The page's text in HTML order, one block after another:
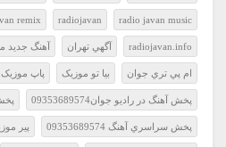
radio javan music
radiojavan
remix
radiojavan.info آگهي تهران آهنگ جدید
ام پي تري جوان بيا تو موزيک پاپ موزيک
پخش آهنگ در راديو جوان09353689574 پخش
پخش سراسري آهنگ 09353689574 پير